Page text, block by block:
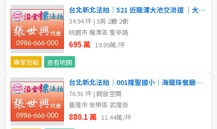
5-10 年 10-20 年
20-30 年
40 年以上
售價
台北新北法拍｜521 近龍潭大池交流道 ｜大地坪｜透天附頂加
34.94 坪 | 3房 2廳 2衛
桃園市 龍潭區 聖亭路
695 萬 19.89萬/坪
專家亮點
查看地圖
台北新北法拍｜001隆聖國小｜海龍珠餐廳｜三層透天別墅附增建
76.91 坪 | 開放空間
基隆市 安樂區 武隆街
880.1 萬 11.44萬/坪